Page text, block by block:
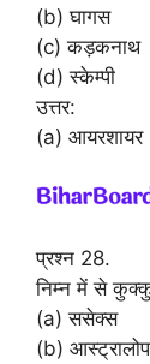
(b) घागस
(c) कड़कनाथ
(d) स्केम्पी
उत्तर:
(a) आयरशायर
प्रश्न 28.
निम्न में से
(a) ससेक्स
(b) आस्ट्रालोप